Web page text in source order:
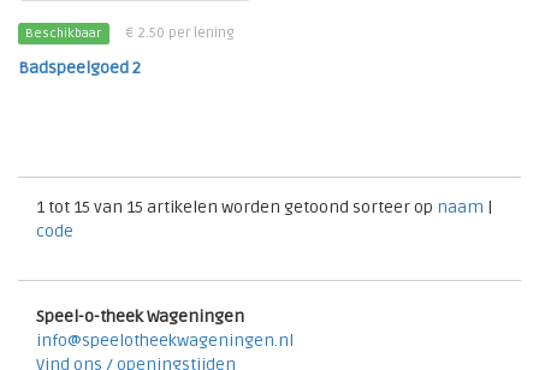
Beschikbaar € 2.50 per lening
Badspeelgoed 2
1 tot 15 van 15 artikelen worden getoond sorteer op naam |
code
Speel-o-theek Wageningen
info@speelotheekwageningen.nl
Vind ons / openingstijden